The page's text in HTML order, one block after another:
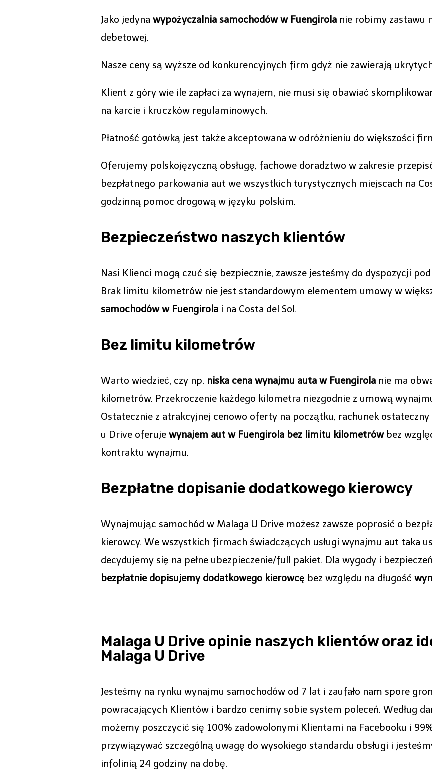
Jako jedyna wypożyczalnia samochodów w Fuengirolanie robimy zastawu
debetowej.
Nasze ceny są wyższe od konkurencyjnych firm gdyż nie zawierają
Klient z góry wie ile zapłaci za wynajem, nie musi się obawiać
na karcie i kruczków regulaminowych.
Płatność gotówką jest także akceptowana w odróżnieniu do większości
Oferujemy polskojęzyczną obsługę, fachowe doradztwo w zakresie
bezpłatnego parkowania aut we wszystkich turystycznych miejscach na
godzinną pomoc drogową w języku polskim.
Bezpieczeństwo naszych klientów
Nasi Klienci mogą czuć się bezpiecznie, zawsze jesteśmy do dyspozycji pod
Brak limitu kilometrów nie jest standardowym elementem umowy w
samochodów w Fuengirolai na Costa del Sol.
Bez limitu kilometrów
Warto wiedzieć, czy np. niska cena wynajmu auta w Fuengirolanie ma
kilometrów. Przekroczenie każdego kilometra niezgodnie z umową
Ostatecznie z atrakcyjnej cenowo oferty na początku, rachunek
u Drive oferuje wynajem aut w Fuengirola bez limitu kilometrówbez
kontraktu wynajmu.
Bezpłatne dopisanie dodatkowego kierowcy
Wynajmując samochód w Malaga U Drive możesz zawsze poprosić o
kierowcy. We wszystkich firmach świadczących usługi wynajmu aut taka
decydujemy się na pełne ubezpieczenie/full pakiet. Dla wygody i
bezpłatnie dopisujemy dodatkowego kierowcę bez względu na długość
Malaga U Drive opinie naszych klientów oraz
Malaga U Drive
Jesteśmy na rynku wynajmu samochodów od 7 lat i zaufało nam spore
powracających Klientów i bardzo cenimy sobie system poleceń. Według
możemy poszczycić się 100% zadowolonymi Klientami na Facebooku i
przywiązywać szczególną uwagę do wysokiego standardu obsługi i
infolinią 24 godziny na dobę.